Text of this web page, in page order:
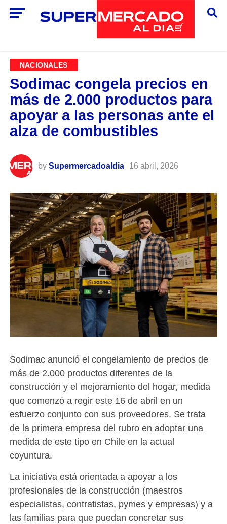
NACIONALES
Sodimac congela precios en
más de 2.000 productos para
apoyar a las personas ante el
alza de combustibles
by Supermercadoaldia 16 abril, 2026
Sodimac anunció el congelamiento de precios de
más de 2.000 productos diferentes de la
construcción y el mejoramiento del hogar, medida
que comenzó a regir este 16 de abril en un
esfuerzo conjunto con sus proveedores. Se trata
de la primera empresa del rubro en adoptar una
medida de este tipo en Chile en la actual
coyuntura.
La iniciativa está orientada a apoyar a los
profesionales de la construcción (maestros
especialistas, contratistas, pymes y empresas) y a
las familias para que puedan concretar sus